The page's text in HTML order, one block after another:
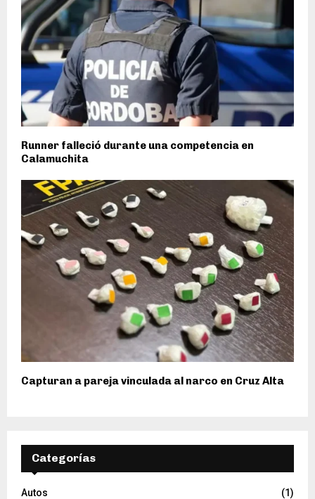
Runner falleció durante una competencia en
Calamuchita
Capturan a pareja vinculada al narco en Cruz Alta
Categorías
Autos
(1)